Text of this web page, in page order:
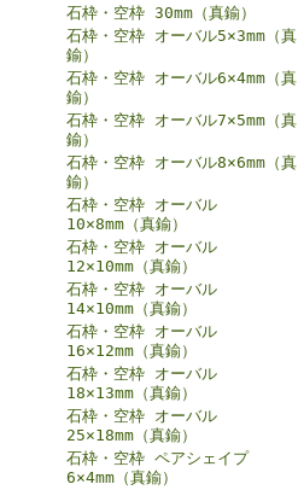
石枠・空枠 30mm（真鍮）
石枠・空枠 オーバル5×3mm（真
鍮）
石枠・空枠 オーバル6×4mm（真
鍮）
石枠・空枠 オーバル7×5mm（真
鍮）
石枠・空枠 オーバル8×6mm（真
鍮）
石枠・空枠 オーバル
10×8mm（真鍮）
石枠・空枠 オーバル
12×10mm（真鍮）
石枠・空枠 オーバル
14×10mm（真鍮）
石枠・空枠 オーバル
16×12mm（真鍮）
石枠・空枠 オーバル
18×13mm（真鍮）
石枠・空枠 オーバル
25×18mm（真鍮）
石枠・空枠 ペアシェイプ
6×4mm（真鍮）